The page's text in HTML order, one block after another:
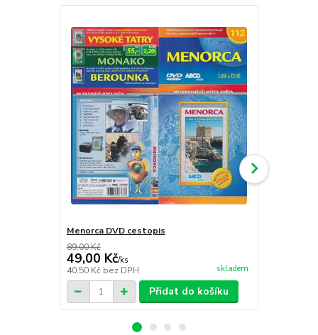
Menorca DVD cestopis
89,00 Kč
49,00 Kč/ks
40,50 Kč bez DPH skladem
Přidat do košíku